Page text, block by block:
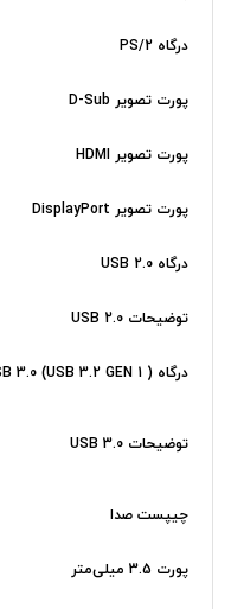
درگاه PS/2
پورت تصویر D-Sub
پورت تصویر HDMI
پورت تصویر DisplayPort
درگاه USB 2.0
توضیحات USB 2.0
درگاه USB 3.0 (USB 3.2 GEN 1 )
توضیحات USB 3.0
چیپست صدا
پورت 3.5 میلی‌متر